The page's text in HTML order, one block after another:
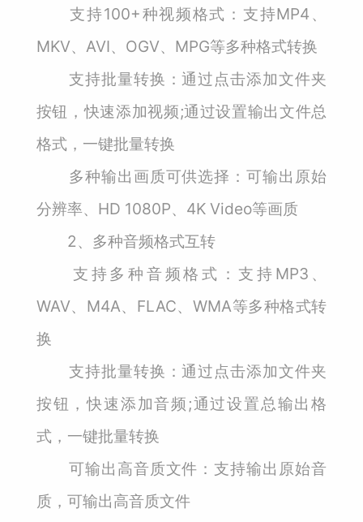
支持100+种视频格式：支持MP4、
MKV、AVI、OGV、MPG等多种格式转换
支持批量转换：通过点击添加文件夹
按钮，快速添加视频;通过设置输出文件总
格式，一键批量转换
多种输出画质可供选择：可输出原始
分辨率、HD 1080P、4K Video等画质
2、多种音频格式互转
支持多种音频格式：支持MP3、
WAV、M4A、FLAC、WMA等多种格式转
换
支持批量转换：通过点击添加文件夹
按钮，快速添加音频;通过设置总输出格
式，一键批量转换
可输出高音质文件：支持输出原始音
质，可输出高音质文件